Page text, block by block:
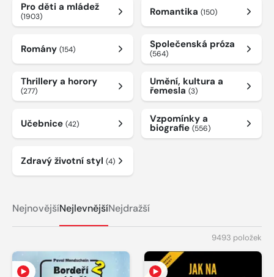
Pro děti a mládež
(1903) Romantika (150)
Romány (154) Společenská próza
(564)
Thrillery a horory
(277)
Umění, kultura a
řemesla (3)
Učebnice (42) Vzpomínky a
biografie (556)
Zdravý životní styl (4)
NejnovějšíNejlevnějšíNejdražší
9493 položek